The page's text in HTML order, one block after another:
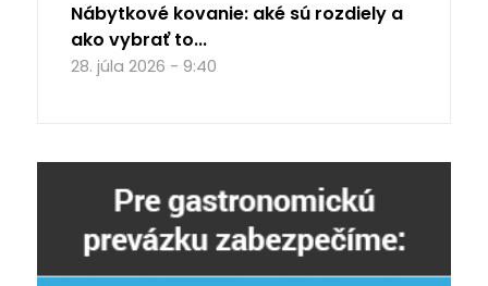
Nábytkové kovanie: aké sú rozdiely a
ako vybrať to...
28. júla 2026 - 9:40